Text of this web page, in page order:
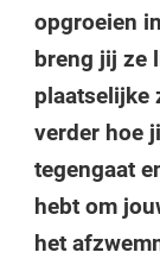
opgroeien
breng jij ze
plaatselijke
verder hoe
tegengaat
hebt om
het